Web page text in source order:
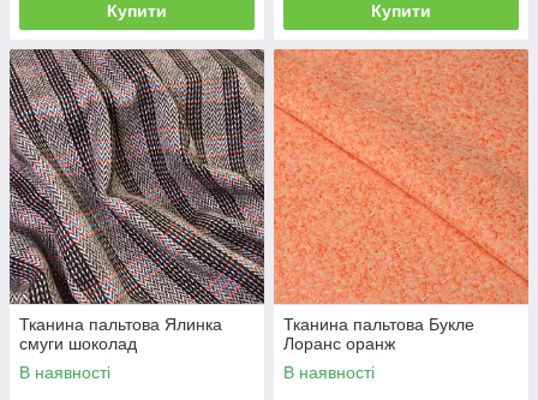
Купити Купити
Тканина пальтова Ялинка
смуги шоколад
В наявності
Тканина пальтова Букле
Лоранс оранж
В наявності